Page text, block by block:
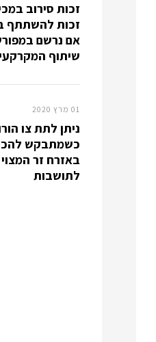
זכות סירוב
זכות להשתתף
אם נרשם
שיתוף
01 מרץ 2020
ניתן לתת צו
כשמתבקש
באזרח זר
לתושבות